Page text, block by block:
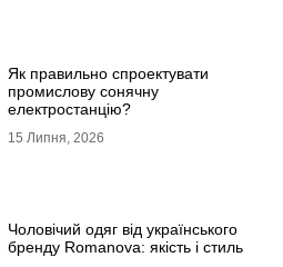
Як правильно спроектувати
промислову сонячну
електростанцію?
15 Липня, 2026
Чоловічий одяг від українського
бренду Romanova: якість і стиль